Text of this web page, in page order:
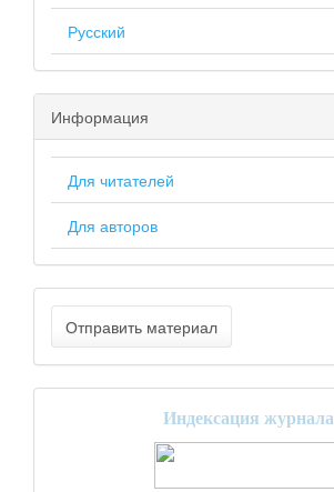
Русский
Информация
Для читателей
Для авторов
Отправить материал
Индексация журнала